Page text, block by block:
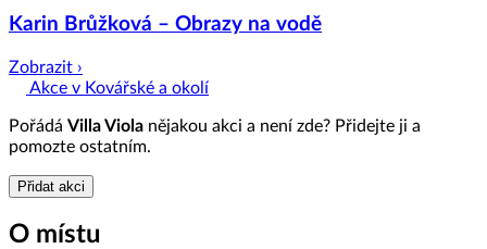
Karin Brůžková – Obrazy na vodě
Zobrazit ›
Akce v Kovářské a okolí
Pořádá Villa Viola nějakou akci a není zde? Přidejte ji a
pomozte ostatním.
Přidat akci
O místu